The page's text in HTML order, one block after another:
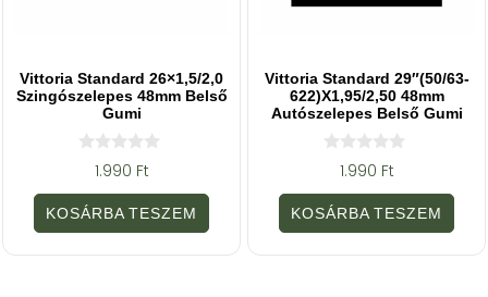
Vittoria Standard 26×1,5/2,0
Szingószelepes 48mm Belső
Gumi
z
5
ő
1.990 Ft
KOSÁRBA TESZEM
Vittoria Standard 29″(50/63-
622)x1,95/2,50 48mm
Autószelepes Belső Gumi
z
5
ő
1.990 Ft
KOSÁRBA TESZEM